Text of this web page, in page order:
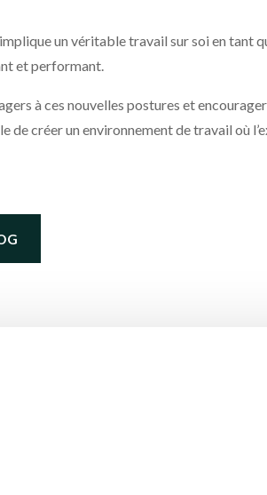
un véritable travail sur soi en tant
et performant.
à ces nouvelles postures et
de créer un environnement de travail où